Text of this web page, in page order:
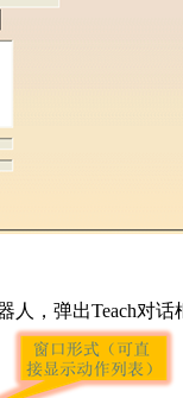
人，弹出Teach对话